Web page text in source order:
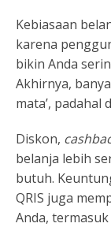
Kebiasaan
karena
bikin Anda
Akhirnya,
mata’, padahal
Diskon,
belanja lebih
butuh.
QRIS juga
Anda,